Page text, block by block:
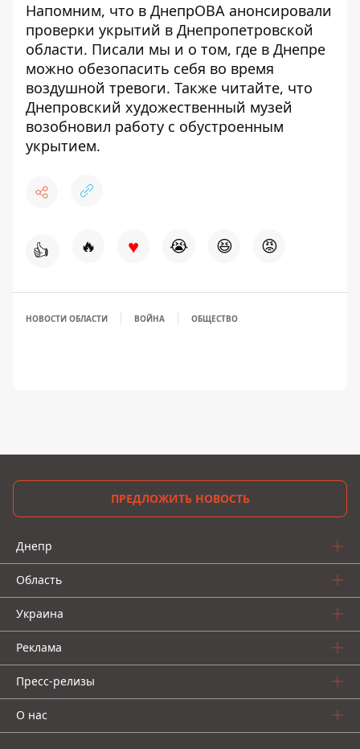
Напомним, что в ДнепрОВА анонсировали
проверки укрытий в Днепропетровской
области. Писали мы и о том, где в Днепре
можно обезопасить себя во время
воздушной тревоги. Также читайте, что
Днепровский художественный музей
возобновил работу с обустроенным
укрытием.
👍 🔥 ♥ 😭 😆 😡
НОВОСТИ ОБЛАСТИ ВОЙНА ОБЩЕСТВО
ПРЕДЛОЖИТЬ НОВОСТЬ
Днепр
Область
Украина
Реклама
Пресс-релизы
О нас